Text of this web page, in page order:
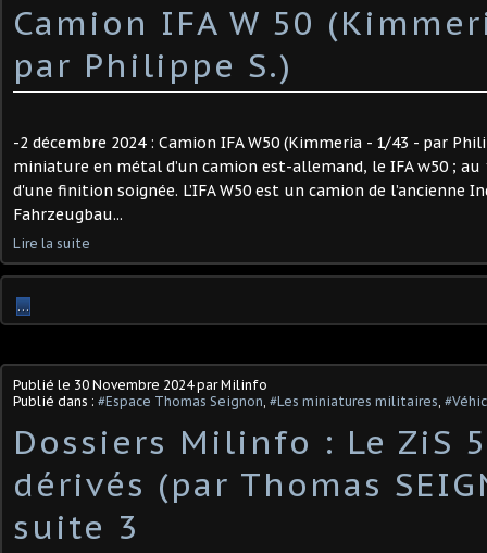
Camion IFA W 50
par Philippe S.) ​
-2 décembre 2024 : Camion IFA W50 (Kimmeria - 1/43 - par
miniature en métal d’un camion est-allemand, le IFA w50 ;
d'une finition soignée. L’IFA W50 est un camion de l’ancienne
Fahrzeugbau...
Lire la suite
…
Publié le 30 Novembre 2024par Milinfo
Publié dans : #Espace Thomas Seignon, #Les miniatures militaires,
Dossiers Milinfo : Le ZiS
dérivés (par Thomas
suite 3